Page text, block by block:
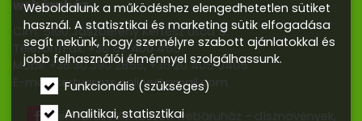
webáruház
Cím: 5100 Jászberény Kertész utca 5.
Telefon/Fax:+36 57 400 455
Mobil:+36 30 390 2856,+36 20 405 0405
E-mail:kertvarazs.online@gmail.com
Kertvarázs Kertészeti webáruház - dísznövények,
Weboldalunk a működéshez elengedhetetlen sütiket
használ. A statisztikai és marketing sütik elfogadása
segít nekünk, hogy személyre szabott ajánlatokkal és
jobb felhasználói élménnyel szolgálhassunk.
Funkcionális (szükséges)
Analitikai, statisztikai